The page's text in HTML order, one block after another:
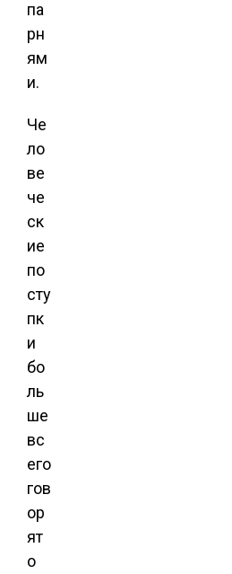
па
рн
ям
и.
Че
ло
ве
че
ск
ие
по
сту
пк
и
бо
ль
ше
вс
его
гов
ор
ят
о